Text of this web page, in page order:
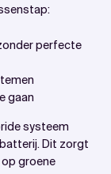
perfecte
gaan
systeem
Dit zorgt
groene